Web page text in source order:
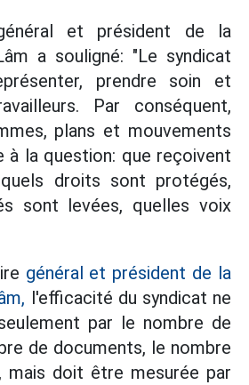
et président de la
a souligné: "Le syndicat
prendre soin et
Par conséquent,
plans et mouvements
à la question: que reçoivent
droits sont protégés,
sont levées, quelles voix
général et président de la
l'efficacité du syndicat ne
par le nombre de
de documents, le nombre
mais doit être mesurée par